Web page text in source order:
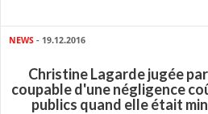
NEWS - 19.12.2016
Christine Lagarde jugée
coupable d'une négligence
publics quand elle était